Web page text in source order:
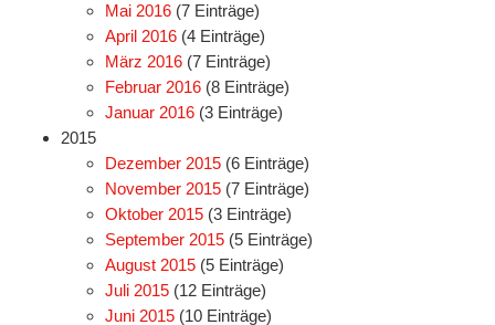
Mai 2016 (7 Einträge)
April 2016 (4 Einträge)
März 2016 (7 Einträge)
Februar 2016 (8 Einträge)
Januar 2016 (3 Einträge)
2015
Dezember 2015 (6 Einträge)
November 2015 (7 Einträge)
Oktober 2015 (3 Einträge)
September 2015 (5 Einträge)
August 2015 (5 Einträge)
Juli 2015 (12 Einträge)
Juni 2015 (10 Einträge)